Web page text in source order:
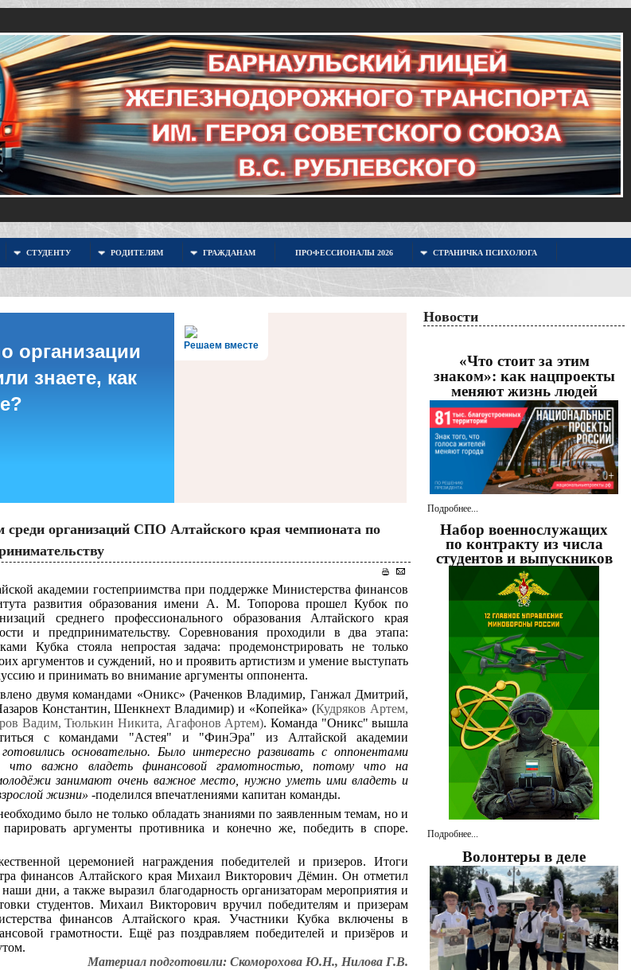
СТУДЕНТУ РОДИТЕЛЯМ ГРАЖДАНАМ ПРОФЕССИОНАЛЫ 2026 СТРАНИЧКА ПСИХОЛОГА
Решаем вместе
организации
знаете, как
организаций СПО Алтайского края чемпионата по
академии гостеприимства при поддержке Министерства финансов
развития образования имени А. М. Топорова прошел Кубок по
среднего профессионального образования Алтайского края
и предпринимательству. Соревнования проходили в два этапа:
Кубка стояла непростая задача: продемонстрировать не только
аргументов и суждений, но и проявить артистизм и умение выступать
и принимать во внимание аргументы оппонента.
двумя командами «Оникс» (Раченков Владимир, Ганжал Дмитрий,
Константин, Шенкнехт Владимир) и «Копейка» (Кудряков Артем,
Вадим, Тюлькин Никита, Агафонов Артем). Команда "Оникс" вышла
с командами "Астея" и "ФинЭра" из Алтайской академии
основательно. Было интересно развивать с оппонентами
что важно владеть финансовой грамотностью, потому что на
занимают очень важное место, нужно уметь ими владеть и
жизни» -поделился впечатлениями капитан команды.
было не только обладать знаниями по заявленным темам, но и
аргументы противника и конечно же, победить в споре.
церемонией награждения победителей и призеров. Итоги
финансов Алтайского края Михаил Викторович Дёмин. Он отметил
дни, а также выразил благодарность организаторам мероприятия и
студентов. Михаил Викторович вручил победителям и призерам
финансов Алтайского края. Участники Кубка включены в
грамотности. Ещё раз поздравляем победителей и призёров и
Материал подготовили: Скоморохова Ю.Н., Нилова Г.В.
Новости
«Что стоит за этим
знаком»: как нацпроекты
меняют жизнь людей
Подробнее...
Набор военнослужащих
по контракту из числа
студентов и выпускников
Подробнее...
Волонтеры в деле